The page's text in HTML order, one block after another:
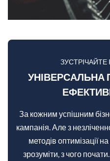
ЗУСТРІЧАЙТЕ
За кожним успішним
кампанія. Але з
методів оптимізації
зрозуміти, з чого